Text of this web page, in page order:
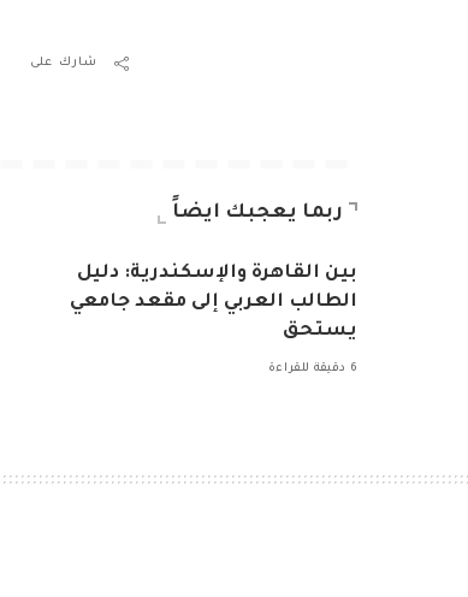
شارك على
ربما يعجبك ايضاً
بين القاهرة والإسكندرية: دليل
الطالب العربي إلى مقعد جامعي
يستحق
6 دقيقة للقراءة